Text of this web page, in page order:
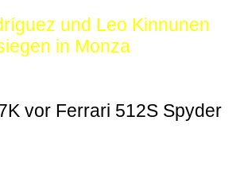
und Leo Kinnunen
in Monza
vor Ferrari 512S Spyder